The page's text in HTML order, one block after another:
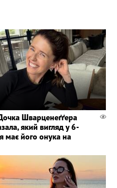
Шварценеґґера
який вигляд у 6-
має його онука на